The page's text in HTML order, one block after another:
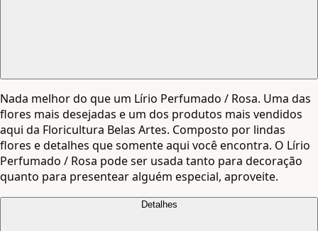
Nada melhor do que um Lírio Perfumado / Rosa. Uma das
flores mais desejadas e um dos produtos mais vendidos
aqui da Floricultura Belas Artes. Composto por lindas
flores e detalhes que somente aqui você encontra. O Lírio
Perfumado / Rosa pode ser usada tanto para decoração
quanto para presentear alguém especial, aproveite.
Detalhes